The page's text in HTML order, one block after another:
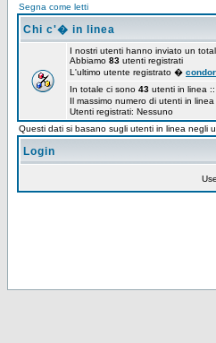
Segna come letti
Chi c'� in linea
I nostri utenti hanno inviato un
Abbiamo 83 utenti registrati
L'ultimo utente registrato �
In totale ci sono 43 utenti in linea
Il massimo numero di utenti in
Utenti registrati: Nessuno
Questi dati si basano sugli utenti in linea negli
Login